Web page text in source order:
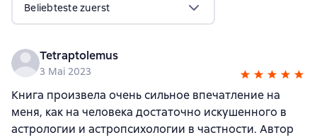
Beliebteste zuerst
Tetraptolemus
3 Mai 2023
Книга произвела очень сильное впечатление на
меня, как на человека достаточно искушенного в
астрологии и астропсихологии в частности. Автор